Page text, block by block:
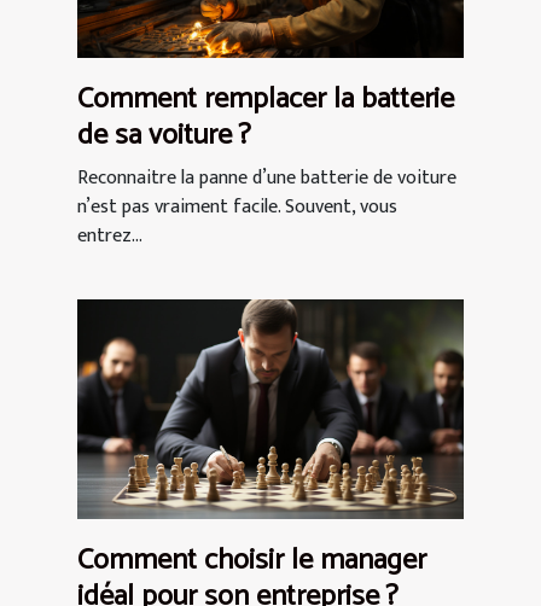
Comment remplacer la batterie
de sa voiture ?
Reconnaitre la panne d’une batterie de voiture
n’est pas vraiment facile. Souvent, vous
entrez...
Comment choisir le manager